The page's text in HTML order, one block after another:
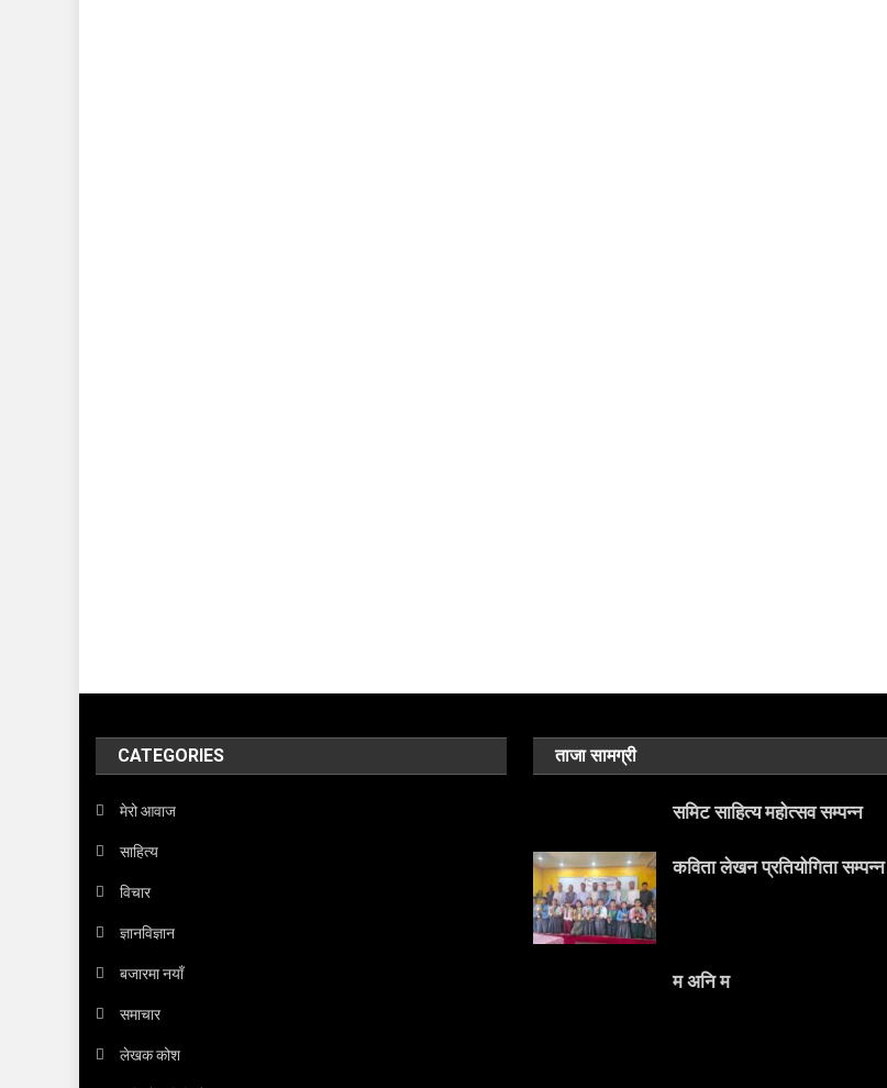
CATEGORIES
मेरो आवाज
साहित्य
विचार
ज्ञानविज्ञान
बजारमा नयाँ
समाचार
लेखक कोश
ताजा सामग्री
समिट साहित्य महोत्सव सम्पन्न
कविता लेखन प्रतियोगिता सम्पन्न
म अनि म